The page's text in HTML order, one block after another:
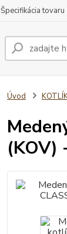
Špecifikácia tovaru
Úvod
(KOV)